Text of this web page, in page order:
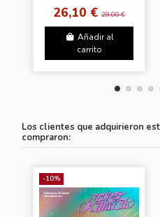
26,10 €29,00 €
Añadir al
carrito
Los clientes que adquirieron
compraron:
-10%